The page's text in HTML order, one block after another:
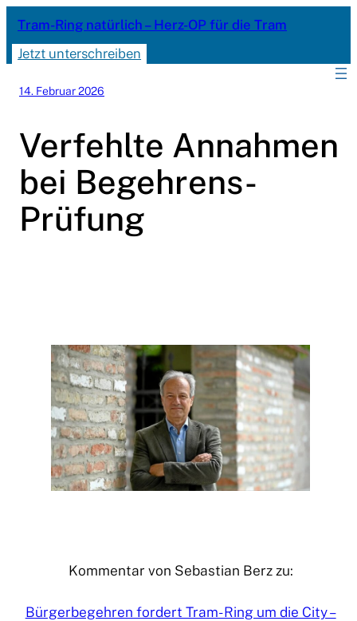
Inhalt
springen
Tram-Ring natürlich – Herz-OP für die Tram
Jetzt unterschreiben
14. Februar 2026
Verfehlte Annahmen
bei Begehrens-
Prüfung
Kommentar von Sebastian Berz zu:
Bürgerbegehren fordert Tram-Ring um die City –